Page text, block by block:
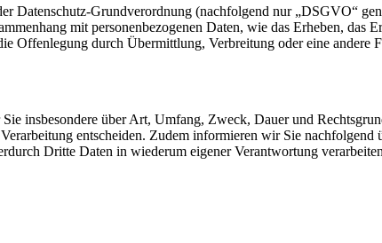
Datenschutz-Grundverordnung (nachfolgend nur „DSGVO“
mit personenbezogenen Daten, wie das Erheben, das
Offenlegung durch Übermittlung, Verbreitung oder eine
insbesondere über Art, Umfang, Zweck, Dauer und
entscheiden. Zudem informieren wir Sie
Dritte Daten in wiederum eigener Verantwortung